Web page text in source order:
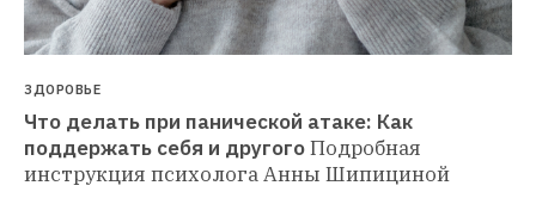
ЗДОРОВЬЕ
Что делать при панической атаке: Как
поддержать себя и другогоПодробная
инструкция психолога Анны Шипициной